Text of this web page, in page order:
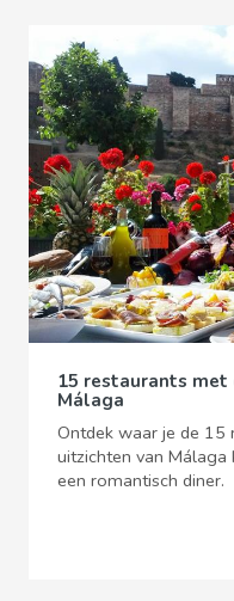
15 restaurants
Málaga
Ontdek waar je de 15
uitzichten van
een romantisch diner.